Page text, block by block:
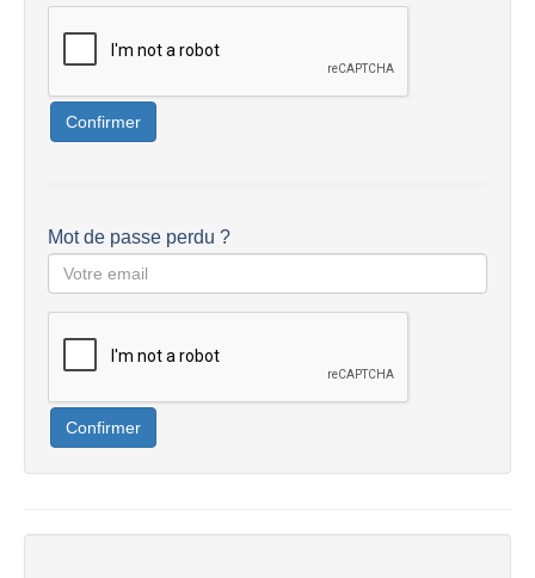
Confirmer
Mot de passe perdu ?
Confirmer